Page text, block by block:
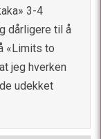
3-4
dårligere til å
«Limits to
jeg hverken
udekket